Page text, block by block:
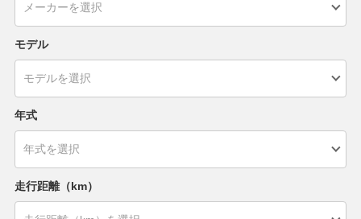
モデル
年式
走行距離（km）